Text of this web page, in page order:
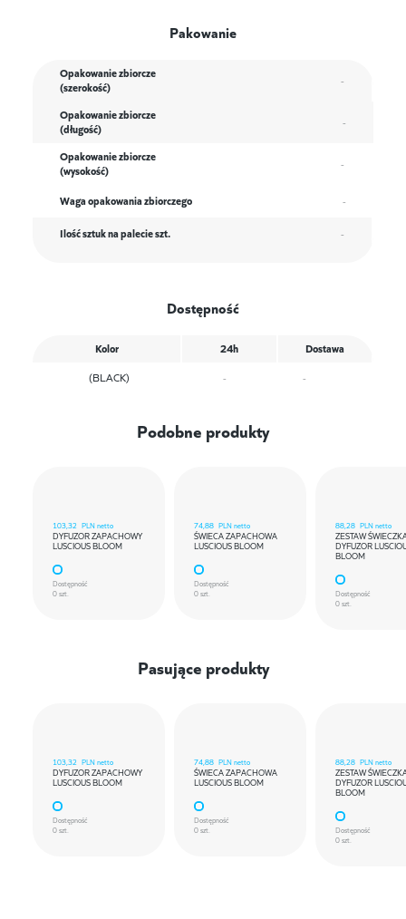
Pakowanie
Opakowanie zbiorcze
(szerokość)
-
Opakowanie zbiorcze
(długość)
-
Opakowanie zbiorcze
(wysokość)
-
Waga opakowania zbiorczego -
Ilość sztuk na palecie szt. -
Dostępność
Kolor 24h
Dostawa
(BLACK)
- -
Podobne produkty
103,32 PLN netto
DYFUZOR ZAPACHOWY
LUSCIOUS BLOOM
Dostępność
0 szt.
74,88 PLN netto
ŚWIECA ZAPACHOWA
LUSCIOUS BLOOM
Dostępność
0 szt.
88,28 PLN netto
ZESTAW
DYFUZOR
BLOOM
Dostępność
0 szt.
Pasujące produkty
103,32 PLN netto
DYFUZOR ZAPACHOWY
LUSCIOUS BLOOM
Dostępność
0 szt.
74,88 PLN netto
ŚWIECA ZAPACHOWA
LUSCIOUS BLOOM
Dostępność
0 szt.
88,28 PLN netto
ZESTAW
DYFUZOR
BLOOM
Dostępność
0 szt.